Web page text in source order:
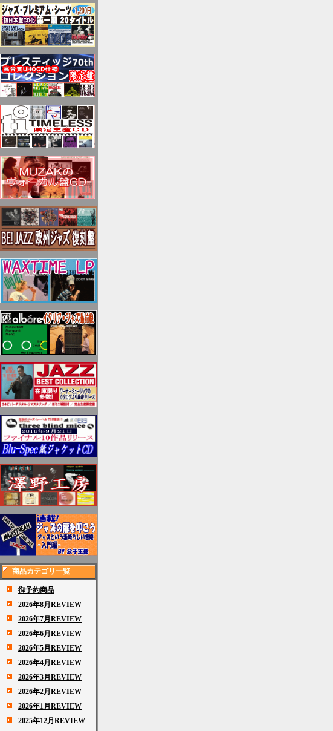
商品カテゴリ一覧
御予約商品
2026年8月REVIEW
2026年7月REVIEW
2026年6月REVIEW
2026年5月REVIEW
2026年4月REVIEW
2026年3月REVIEW
2026年2月REVIEW
2026年1月REVIEW
2025年12月REVIEW